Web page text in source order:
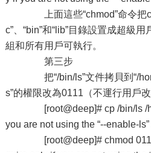
上面這些“chmod”命令把
c”、“bin”和“lib”目錄設置成超級
組和所有用戶可執行。
第三步
把“/bin/ls”文件拷貝到“/
s”的權限改為0111（不運行用戶
[root@deep]# cp /bin/ls /
you are not using the “--enable-
[root@deep]# chmod 0111 /